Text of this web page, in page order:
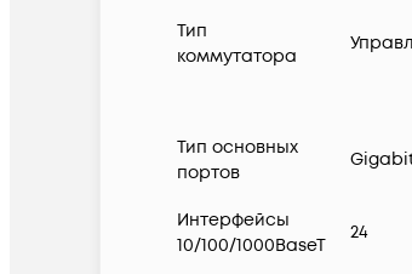
Тип
коммутатора
Тип основных
портов
Интерфейсы
10/100/1000BaseT
24